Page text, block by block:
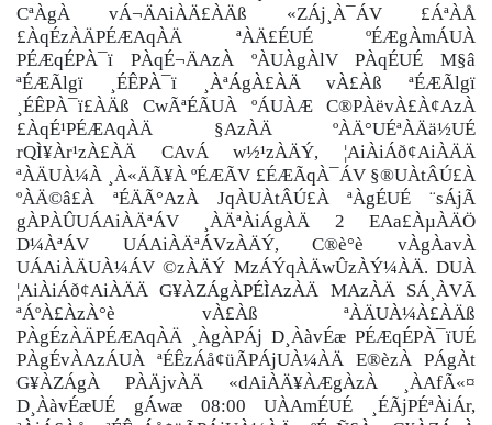
CªÀgÀ vÁ¬ÄAiÀÄ£ÀÄß «ZÁj¸À¯ÁV £ÁªÀÅ
£ÀqÉzÀÄPÉÆAqÀÄ ªÀÄ£ÉUÉ ºÉÆgÀmÁUÀ
PÉÆqÉPÀ¯ï PÀqÉ¬ÄAzÀ ºÀUÀgÀlV PÀqÉUÉ M§â
ªÉÆÃlgï ¸ÉÊPÀ¯ï ¸ÀªÁgÀ£ÀÄ vÀ£Àß ªÉÆÃlgï
¸ÉÊPÀ¯ï£ÀÄß CwÃªÉÃUÀ ºÁUÀÆ C®PÀëvÀ£À¢AzÀ
£ÀqÉ¹PÉÆAqÀÄ §AzÀÄ ºÀÄ°UÉªÀÄä½UÉ
rQÌ¥Àr¹zÀ£ÀÄ CAvÁ w½¹zÀÄÝ, ¦AiÀiÁð¢AiÀÄÄ
ªÀÄUÀ¼À ¸À«ÄÃ¥À ºÉÆÃV £ÉÆÃqÀ¯ÁV §®UÀtÂÚ£À
ºÀÄ©â£À ªÉÄÃ°AzÀ JqÀUÀtÂÚ£À ªÀgÉUÉ ¨sÁjÃ
gÀPÀÛUÁAiÀÄªÁV ¸ÀÄªÀiÁgÀÄ 2 EAa£ÀµÀÄÖ
D¼ÀªÁV UÁAiÀÄªÁVzÀÄÝ, C®è°è vÀgÀavÀ
UÁAiÀÄUÀ¼ÁV ©zÀÄÝ MzÁÝqÀÄwÛzÀÝ¼ÀÄ. DUÀ
¦AiÀiÁð¢AiÀÄÄ G¥ÀZÁgÀPÉÌAzÀÄ MAzÀÄ SÁ¸ÀVÃ
ªÁºÀ£ÀzÀ°è vÀ£Àß ªÀÄUÀ¼À£ÀÄß
PÀgÉzÀÄPÉÆAqÀÄ ¸ÀgÀPÁj D¸ÀàvÉæ PÉÆqÉPÀ¯ïUÉ
PÀgÉvÀAzÁUÀ ªÉÊzÁå¢üÃPÁjUÀ¼ÀÄ E®èzÀ PÁgÀt
G¥ÀZÁgÀ PÀÄjvÀÄ «dAiÀÄ¥ÀÆgÀzÀ ¸ÀAfÃ«¤
D¸ÀàvÉæUÉ gÁwæ 08:00 UÀAmÉUÉ ¸ÉÃjPÉªÀiÁr,